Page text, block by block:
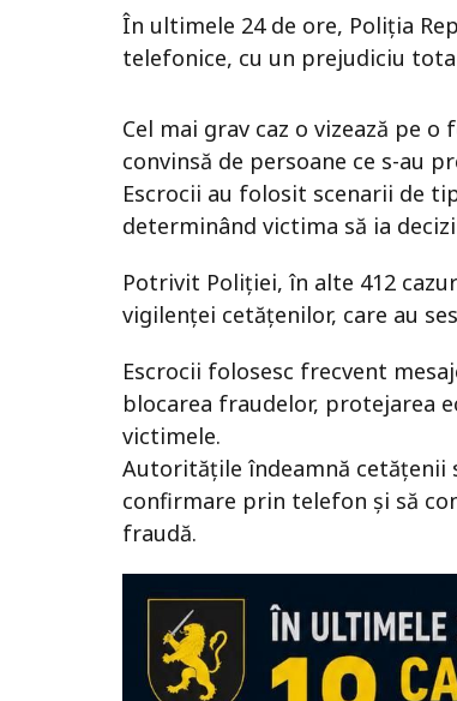
În ultimele 24 de ore, Poliția
telefonice, cu un prejudiciu
Cel mai grav caz o vizează pe
convinsă de persoane ce s-au
Escrocii au folosit scenarii de
determinând victima să ia
Potrivit Poliției, în alte 412
vigilenței cetățenilor, care au
Escrocii folosesc frecvent
blocarea fraudelor, protejarea
victimele.
Autoritățile îndeamnă cetățenii
confirmare prin telefon și să
fraudă.